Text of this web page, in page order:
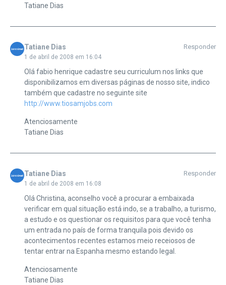
Tatiane Dias
Tatiane Dias
1 de abril de 2008 em 16:04
Responder
Olá fabio henrique cadastre seu curriculum nos links que
disponibilizamos em diversas páginas de nosso site, indico
também que cadastre no seguinte site
http://www.tiosamjobs.com
Atenciosamente
Tatiane Dias
Tatiane Dias
1 de abril de 2008 em 16:08
Responder
Olá Christina, aconselho você a procurar a embaixada
verificar em qual situação está indo, se a trabalho, a turismo,
a estudo e os questionar os requisitos para que você tenha
um entrada no país de forma tranquila pois devido os
acontecimentos recentes estamos meio receiosos de
tentar entrar na Espanha mesmo estando legal.
Atenciosamente
Tatiane Dias